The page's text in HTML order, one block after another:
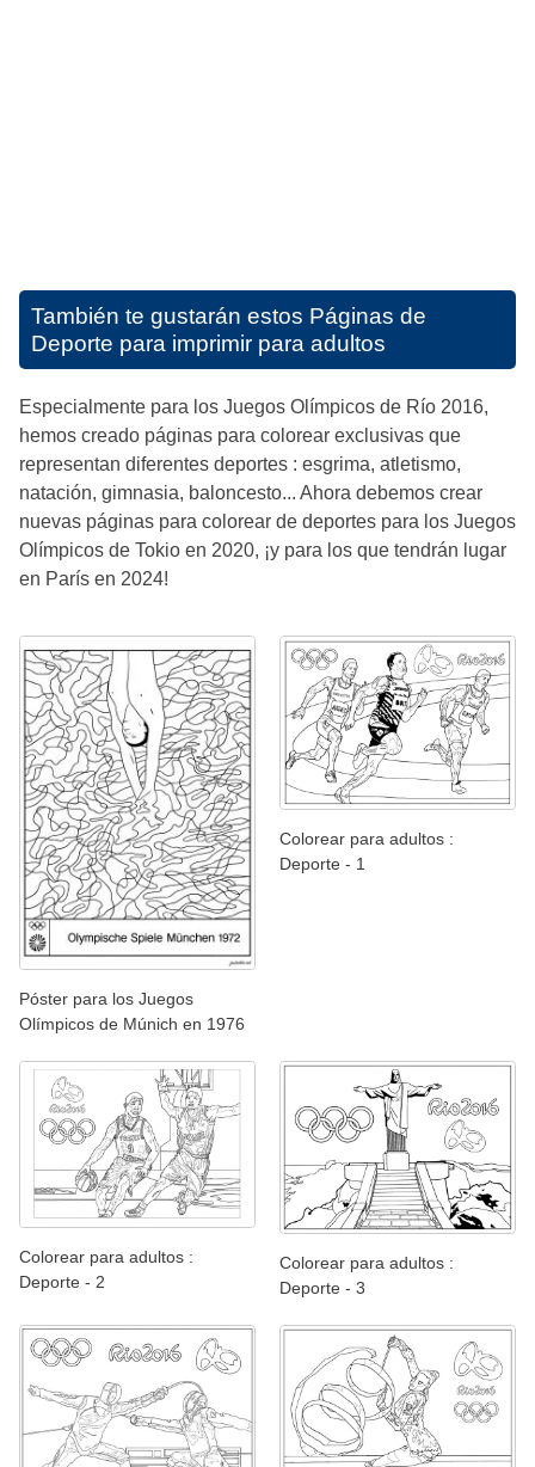
También te gustarán estos Páginas de
Deporte para imprimir para adultos
Especialmente para los Juegos Olímpicos de Río 2016,
hemos creado páginas para colorear exclusivas que
representan diferentes deportes : esgrima, atletismo,
natación, gimnasia, baloncesto... Ahora debemos crear
nuevas páginas para colorear de deportes para los Juegos
Olímpicos de Tokio en 2020, ¡y para los que tendrán lugar
en París en 2024!
Póster para los Juegos
Olímpicos de Múnich en 1976
Colorear para adultos :
Deporte - 1
Colorear para adultos :
Deporte - 2
Colorear para adultos :
Deporte - 3